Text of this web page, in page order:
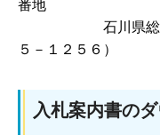
番地
石川県総務部財
５－１２５６）
入札案内書の